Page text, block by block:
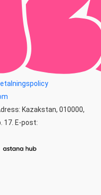
Kazakstan, 010000,
17. E-post: